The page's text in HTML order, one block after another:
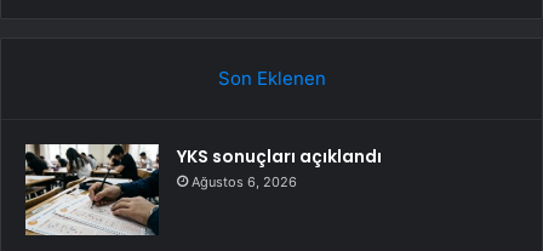
Son Eklenen
YKS sonuçları açıklandı
Ağustos 6, 2026